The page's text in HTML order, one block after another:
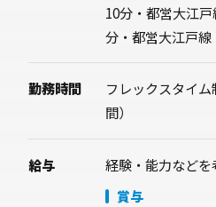
10分・都営大江
分・都営大江戸
勤務時間
フレックスタイ
間）
給与
経験・能力など
賞与